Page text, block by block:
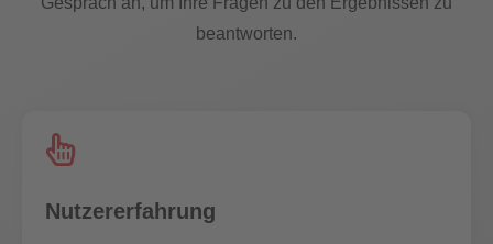
beantworten.
Nutzererfahrung